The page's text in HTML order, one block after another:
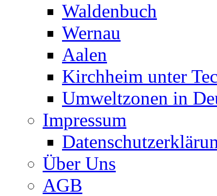
Waldenbuch
Wernau
Aalen
Kirchheim unter
Umweltzonen in
Impressum
Über Uns
AGB